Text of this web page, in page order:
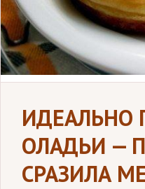
ОЛАДЬИ —
СРАЗИЛА